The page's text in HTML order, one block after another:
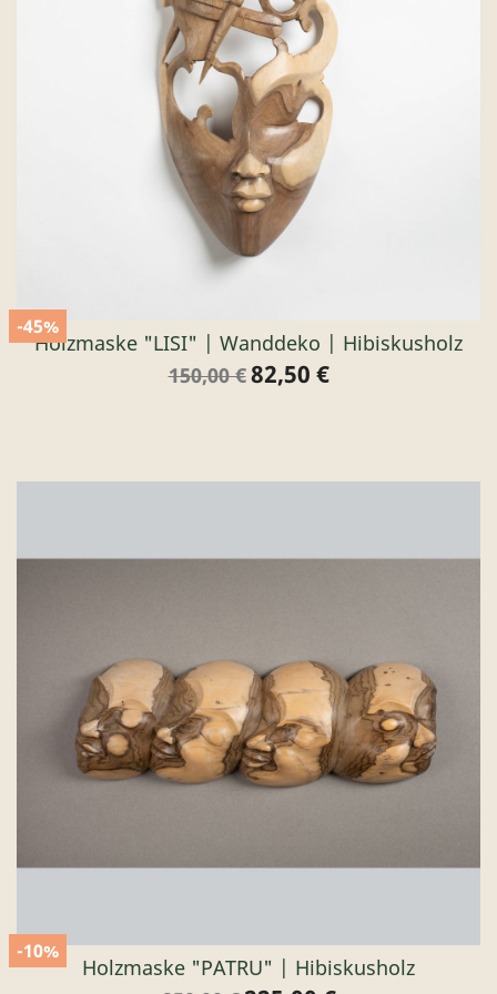
Holzmaske "LISI" | Wanddeko | Hibiskusholz
Verkaufspreis
150,00 €
-45%
Preis
82,50 €
Holzmaske "PATRU" | Hibiskusholz
-10%